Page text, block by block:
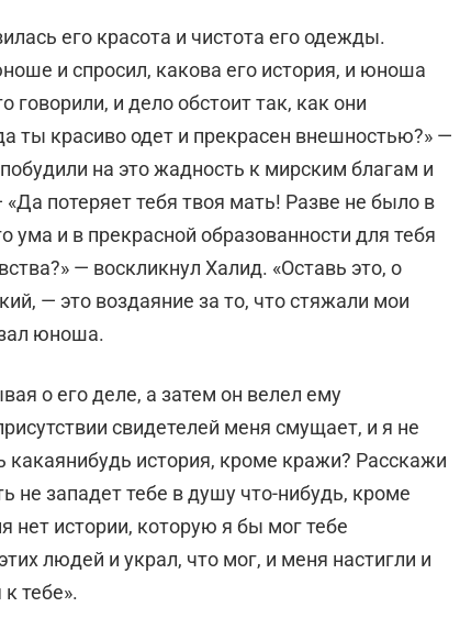
его красота и чистота его одежды.
и спросил, какова его история, и юноша
и дело обстоит так, как они
ты красиво одет и прекрасен внешностью?» —
на это жадность к мирским благам и
потеряет тебя твоя мать! Разве не было в
ума и в прекрасной образованности для тебя
— воскликнул Халид. «Оставь это, о
— это воздаяние за то, что стяжали мои
юноша.
о его деле, а затем он велел ему
свидетелей меня смущает, и я не
история, кроме кражи? Расскажи
западет тебе в душу что-нибудь, кроме
нет истории, которую я бы мог тебе
людей и украл, что мог, и меня настигли и
тебе».